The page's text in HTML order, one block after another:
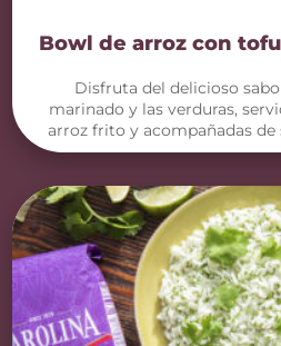
Bowl de arroz con
Disfruta del delicioso
marinado y las verduras,
arroz frito y acompañadas de